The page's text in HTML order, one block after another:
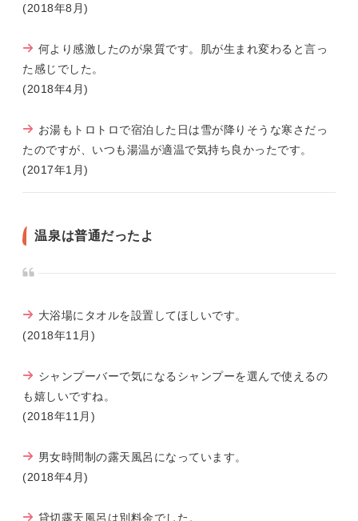
(2018年8月)
何より感激したのが泉質です。肌が生まれ変わると言っ
た感じでした。
(2018年4月)
お湯もトロトロで宿泊した日は雪が降りそうな寒さだっ
たのですが、いつも湯温が適温で気持ち良かったです。
(2017年1月)
温泉は普通だったよ
大浴場にタオルを設置してほしいです。
(2018年11月)
シャンプーバーで気になるシャンプーを選んで使えるの
も嬉しいですね。
(2018年11月)
男女時間制の露天風呂になっています。
(2018年4月)
貸切露天風呂は別料金でした。